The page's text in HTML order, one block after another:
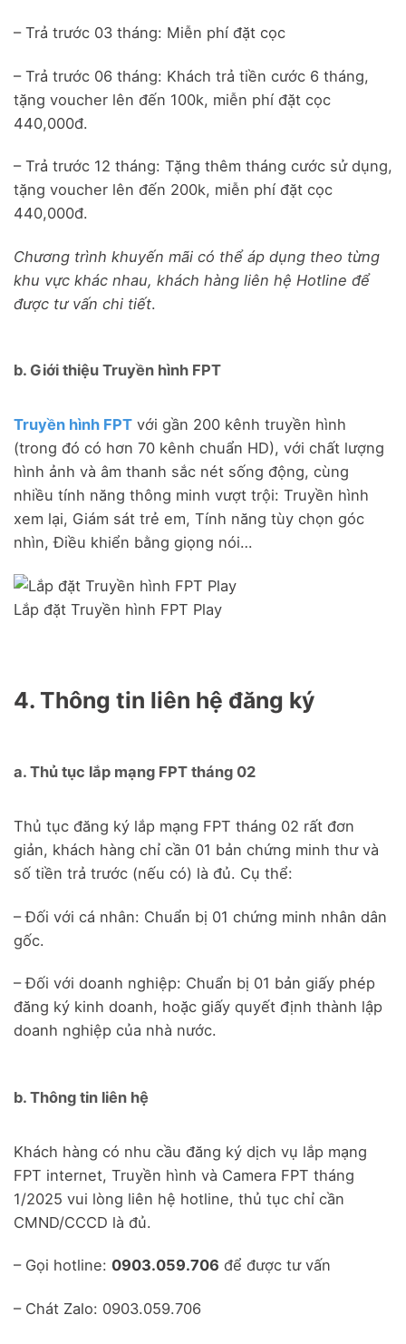
– Trả trước 03 tháng: Miễn phí đặt cọc
– Trả trước 06 tháng: Khách trả tiền cước 6 tháng,
tặng voucher lên đến 100k, miễn phí đặt cọc
440,000đ.
– Trả trước 12 tháng: Tặng thêm tháng cước sử dụng,
tặng voucher lên đến 200k, miễn phí đặt cọc
440,000đ.
Chương trình khuyến mãi có thể áp dụng theo từng
khu vực khác nhau, khách hàng liên hệ Hotline để
được tư vấn chi tiết.
b. Giới thiệu Truyền hình FPT
Truyền hình FPT với gần 200 kênh truyền hình
(trong đó có hơn 70 kênh chuẩn HD), với chất lượng
hình ảnh và âm thanh sắc nét sống động, cùng
nhiều tính năng thông minh vượt trội: Truyền hình
xem lại, Giám sát trẻ em, Tính năng tùy chọn góc
nhìn, Điều khiển bằng giọng nói…
Lắp đặt Truyền hình FPT Play
4. Thông tin liên hệ đăng ký
a. Thủ tục lắp mạng FPT tháng 02
Thủ tục đăng ký lắp mạng FPT tháng 02 rất đơn
giản, khách hàng chỉ cần 01 bản chứng minh thư và
số tiền trả trước (nếu có) là đủ. Cụ thể:
– Đối với cá nhân: Chuẩn bị 01 chứng minh nhân dân
gốc.
– Đối với doanh nghiệp: Chuẩn bị 01 bản giấy phép
đăng ký kinh doanh, hoặc giấy quyết định thành lập
doanh nghiệp của nhà nước.
b. Thông tin liên hệ
Khách hàng có nhu cầu đăng ký dịch vụ lắp mạng
FPT internet, Truyền hình và Camera FPT tháng
1/2025 vui lòng liên hệ hotline, thủ tục chỉ cần
CMND/CCCD là đủ.
– Gọi hotline: 0903.059.706 để được tư vấn
– Chát Zalo: 0903.059.706